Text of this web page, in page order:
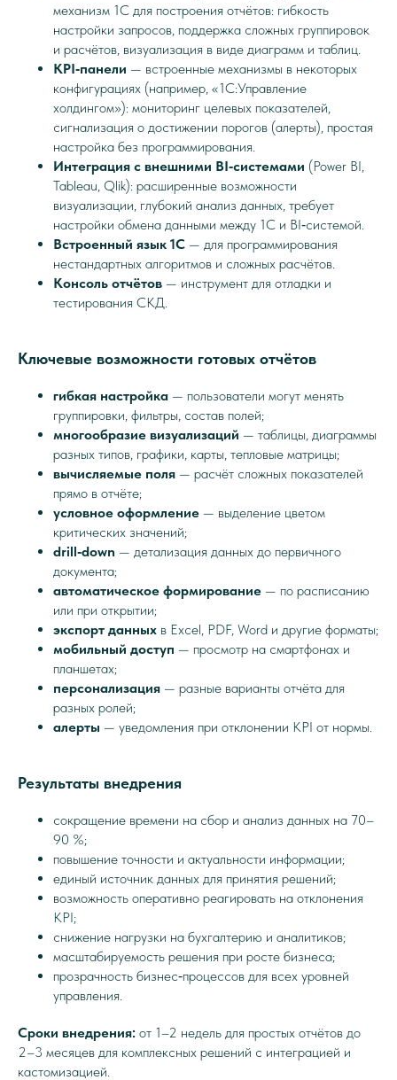
механизм 1С для построения отчётов: гибкость
настройки запросов, поддержка сложных группировок
и расчётов, визуализация в виде диаграмм и таблиц.
KPI‑панели — встроенные механизмы в некоторых
конфигурациях (например, «1С:Управление
холдингом»): мониторинг целевых показателей,
сигнализация о достижении порогов (алерты), простая
настройка без программирования.
Интеграция с внешними BI‑системами (Power BI,
Tableau, Qlik): расширенные возможности
визуализации, глубокий анализ данных, требует
настройки обмена данными между 1С и BI‑системой.
Встроенный язык 1С — для программирования
нестандартных алгоритмов и сложных расчётов.
Консоль отчётов — инструмент для отладки и
тестирования СКД.
Ключевые возможности готовых отчётов
гибкая настройка — пользователи могут менять
группировки, фильтры, состав полей;
многообразие визуализаций — таблицы, диаграммы
разных типов, графики, карты, тепловые матрицы;
вычисляемые поля — расчёт сложных показателей
прямо в отчёте;
условное оформление — выделение цветом
критических значений;
drill‑down — детализация данных до первичного
документа;
автоматическое формирование — по расписанию
или при открытии;
экспорт данных в Excel, PDF, Word и другие форматы;
мобильный доступ — просмотр на смартфонах и
планшетах;
персонализация — разные варианты отчёта для
разных ролей;
алерты — уведомления при отклонении KPI от нормы.
Результаты внедрения
сокращение времени на сбор и анализ данных на 70–
90 %;
повышение точности и актуальности информации;
единый источник данных для принятия решений;
возможность оперативно реагировать на отклонения
KPI;
снижение нагрузки на бухгалтерию и аналитиков;
масштабируемость решения при росте бизнеса;
прозрачность бизнес‑процессов для всех уровней
управления.
Сроки внедрения: от 1–2 недель для простых отчётов до
2–3 месяцев для комплексных решений с интеграцией и
кастомизацией.